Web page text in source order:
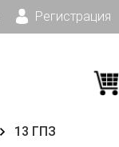
Регистрация
13 ГПЗ